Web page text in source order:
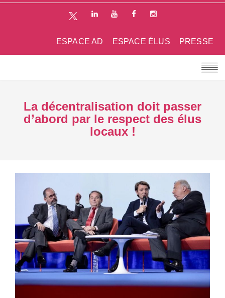
PRESSE
ESPACE ÉLUS
ESPACE AD
La décentralisation doit passer
d’abord par le respect des élus
locaux !